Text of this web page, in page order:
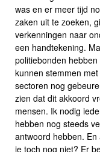
was en er meer tijd
zaken uit te zoeken,
verkenningen naar
een handtekening.
politiebonden
kunnen stemmen
sectoren nog
zien dat dit akkoord
mensen. Ik nodig
hebben nog steeds
antwoord hebben.
je toch nog niet? Er